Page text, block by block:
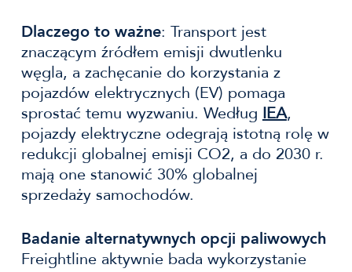
Dlaczego to ważne: Transport jest
znaczącym źródłem emisji dwutlenku
węgla, a zachęcanie do korzystania z
pojazdów elektrycznych (EV) pomaga
sprostać temu wyzwaniu. Według IEA,
pojazdy elektryczne odegrają istotną rolę w
redukcji globalnej emisji CO2, a do 2030 r.
mają one stanowić 30% globalnej
sprzedaży samochodów.
Badanie alternatywnych opcji paliwowych
Freightline aktywnie bada wykorzystanie